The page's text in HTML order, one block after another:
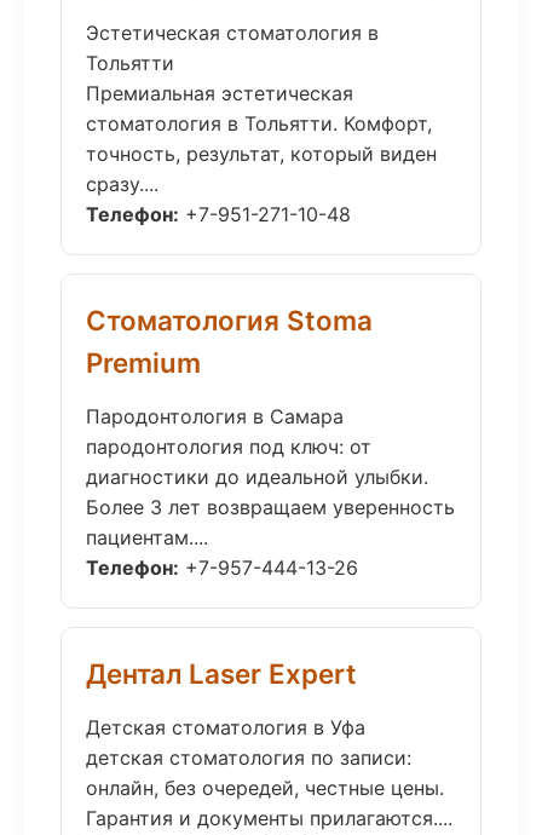
Эстетическая стоматология в
Тольятти
Премиальная эстетическая
стоматология в Тольятти. Комфорт,
точность, результат, который виден
сразу....
Телефон: +7-951-271-10-48
Стоматология Stoma
Premium
Пародонтология в Самара
пародонтология под ключ: от
диагностики до идеальной улыбки.
Более 3 лет возвращаем уверенность
пациентам....
Телефон: +7-957-444-13-26
Дентал Laser Expert
Детская стоматология в Уфа
детская стоматология по записи:
онлайн, без очередей, честные цены.
Гарантия и документы прилагаются....